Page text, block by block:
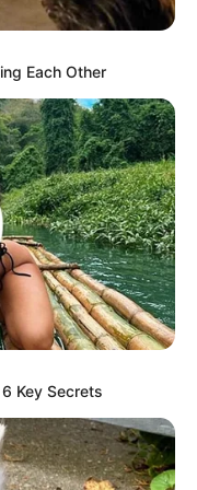
Each Other
Key Secrets